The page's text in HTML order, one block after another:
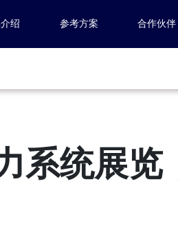
绍 参考方案 合作伙伴
系统展览